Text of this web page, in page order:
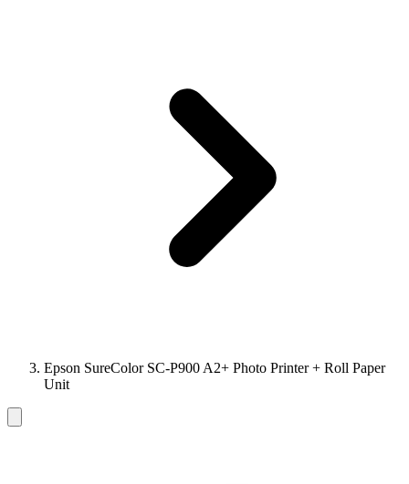
Epson SureColor SC-P900 A2+ Photo Printer + Roll Paper
Unit